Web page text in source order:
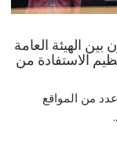
الهيئة العامة
الاستفادة من
من المواقع